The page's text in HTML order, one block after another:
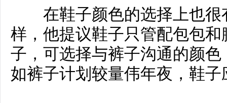
在鞋子颜色的选择上也很
样，他提议鞋子只管配包包
子，可选择与裤子沟通的颜
如裤子计划较量伟年夜，鞋